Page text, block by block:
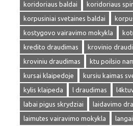
koridoriaus baldai
koridoriaus
korpusiniai svetaines baldai
kostygovo vairavimo mokykla
kredito draudimas
krovinio
kroviniu draudimas
ktu poilsio
kursai klaipedoje
kursiu kaimas
kylis klaipeda
l draudimas
labai pigus skrydziai
laidavimo
laimutes vairavimo mokykla
langai